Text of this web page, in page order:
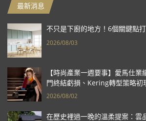
最新消息
不只是下廚的地方！6個關鍵點
2026/08/03
【時尚產業一週要事】愛馬仕
門終結虧損、Kering轉型策略
報亮眼
2026/08/02
在歷史裡過一晚的溫柔提案：雲